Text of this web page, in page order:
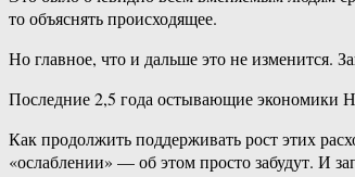
то объяснять происходящее.
Но главное, что и дальше это не изменится.
Последние 2,5 года остывающие экономики
Как продолжить поддерживать рост этих
«ослаблении» — об этом просто забудут. И